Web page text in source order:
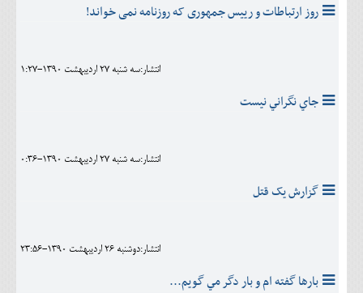
روز ارتباطات و رییس جمهوری که روزنامه نمی خواند!
انتشار:سه شنبه 27 ارديبهشت 1390-1:27
جاي نگراني نيست
انتشار:سه شنبه 27 ارديبهشت 1390-0:36
گزارش يک قتل
انتشار:دوشنبه 26 ارديبهشت 1390-23:56
بارها گفته ام و بار دگر مي گويم...